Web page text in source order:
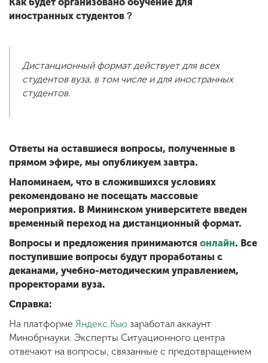
иностранных студентов？
Дистанционный формат действует для всех
студентов вуза, в том числе и для иностранных
студентов.
Ответы на оставшиеся вопросы, полученные в
прямом эфире, мы опубликуем завтра.
Напоминаем, что в сложившихся условиях
рекомендовано не посещать массовые
мероприятия. В Мининском университете введен
временный переход на дистанционный формат.
Вопросы и предложения принимаются онлайн. Все
поступившие вопросы будут проработаны с
деканами, учебно-методическим управлением,
проректорами вуза.
Справка:
На платформе Яндекс.Кью заработал аккаунт
Минобрнауки. Эксперты Ситуационного центра
отвечают на вопросы, связанные с предотвращением